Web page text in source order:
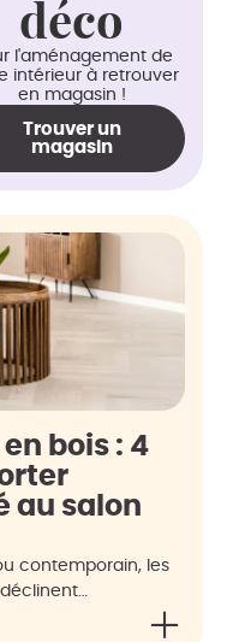
déco
l'aménagement de
intérieur à retrouver
en magasin !
Trouver un
magasin
bois : 4
au salon
contemporain, les